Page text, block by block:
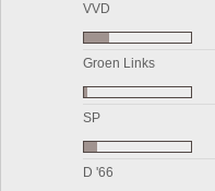
VVD
Groen Links
SP
D '66